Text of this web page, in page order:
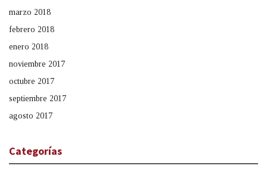
marzo 2018
febrero 2018
enero 2018
noviembre 2017
octubre 2017
septiembre 2017
agosto 2017
Categorías